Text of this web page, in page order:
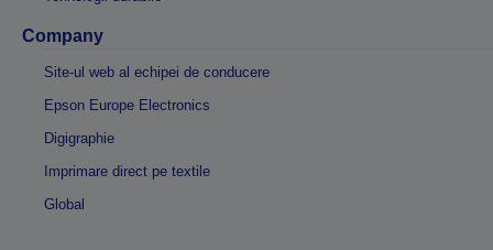
Company
Site-ul web al echipei de conducere
Epson Europe Electronics
Digigraphie
Imprimare direct pe textile
Global